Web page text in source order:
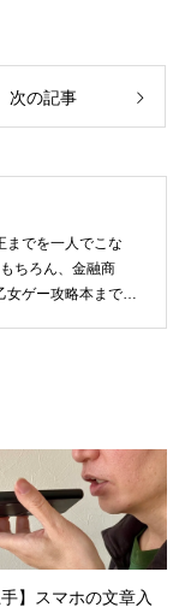
次の記事
までを一人でこな
ちろん、金融商
女ゲー攻略本まで幅
手】スマホの文章入